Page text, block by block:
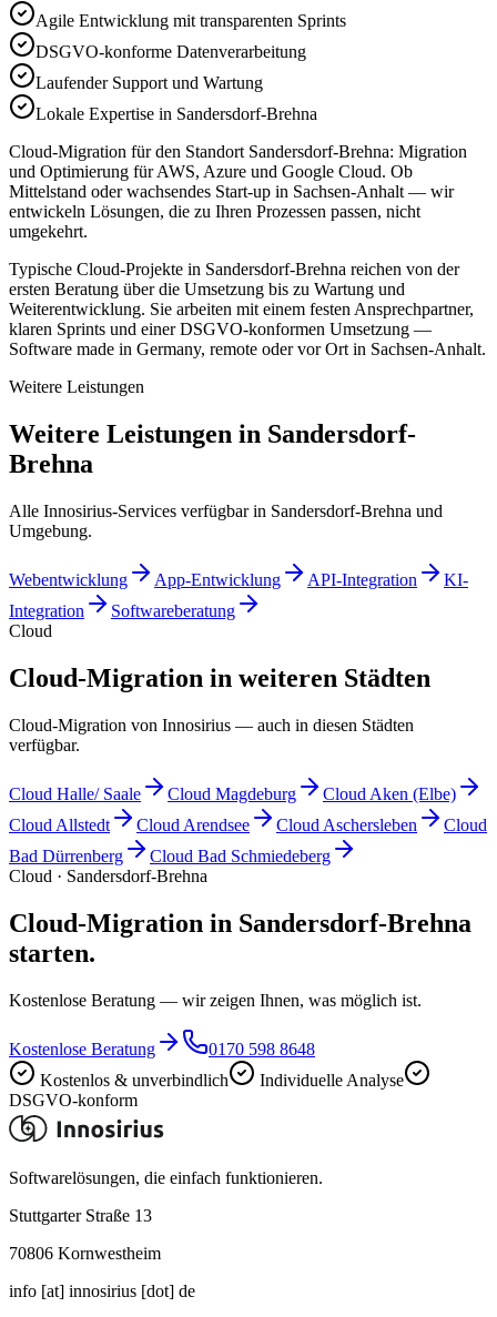
Agile Entwicklung mit transparenten Sprints
DSGVO-konforme Datenverarbeitung
Laufender Support und Wartung
Lokale Expertise in Sandersdorf-Brehna
Cloud-Migration für den Standort Sandersdorf-Brehna: Migration
und Optimierung für AWS, Azure und Google Cloud. Ob
Mittelstand oder wachsendes Start-up in Sachsen-Anhalt — wir
entwickeln Lösungen, die zu Ihren Prozessen passen, nicht
umgekehrt.
Typische Cloud-Projekte in Sandersdorf-Brehna reichen von der
ersten Beratung über die Umsetzung bis zu Wartung und
Weiterentwicklung. Sie arbeiten mit einem festen Ansprechpartner,
klaren Sprints und einer DSGVO-konformen Umsetzung —
Software made in Germany, remote oder vor Ort in Sachsen-Anhalt.
Weitere Leistungen
Weitere Leistungen in Sandersdorf-
Brehna
Alle Innosirius-Services verfügbar in Sandersdorf-Brehna und
Umgebung.
Webentwicklung App-Entwicklung API-Integration
KI-
Integration
Softwareberatung
Cloud
Cloud-Migration in weiteren Städten
Cloud-Migration von Innosirius — auch in diesen Städten
verfügbar.
Cloud Halle/ Saale Cloud Magdeburg Cloud Aken (Elbe)
Cloud Allstedt Cloud Arendsee Cloud Aschersleben
Cloud
Bad Dürrenberg
Cloud Bad Schmiedeberg
Cloud · Sandersdorf-Brehna
Cloud-Migration in Sandersdorf-Brehna
starten.
Kostenlose Beratung — wir zeigen Ihnen, was möglich ist.
Kostenlose Beratung
0170 598 8648
Kostenlos & unverbindlich
Individuelle Analyse
DSGVO-konform
Softwarelösungen, die einfach funktionieren.
Stuttgarter Straße 13
70806 Kornwestheim
info [at] innosirius [dot] de